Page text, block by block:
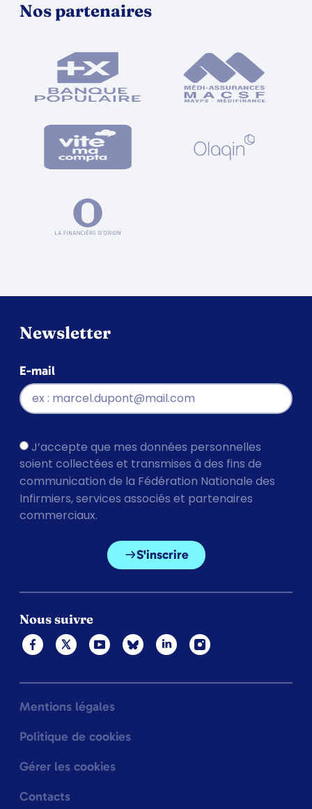
Nos partenaires
Newsletter
E-mail
J’accepte que mes données personnelles
soient collectées et transmises à des fins de
communication de la Fédération Nationale des
Infirmiers, services associés et partenaires
commerciaux.
S'inscrire
Nous suivre
Mentions légales
Politique de cookies
Gérer les cookies
Contacts